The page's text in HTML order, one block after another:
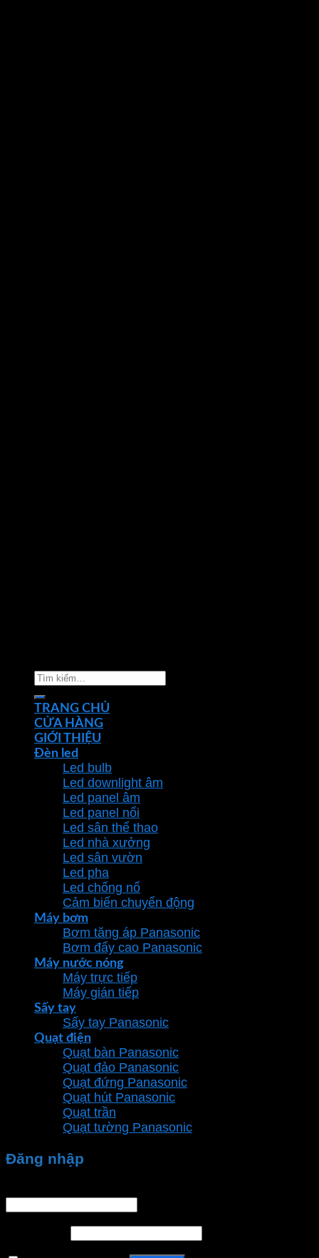
Tìm
kiếm:
TRANG CHỦ
CỬA HÀNG
GIỚI THIỆU
Đèn led
Led bulb
Led downlight âm
Led panel âm
Led panel nổi
Led sân thể thao
Led nhà xưởng
Led sân vườn
Led pha
Led chống nổ
Cảm biến chuyển động
Máy bơm
Bơm tăng áp Panasonic
Bơm đẩy cao Panasonic
Máy nước nóng
Máy trực tiếp
Máy gián tiếp
Sấy tay
Sấy tay Panasonic
Quạt điện
Quạt bàn Panasonic
Quạt đảo Panasonic
Quạt đứng Panasonic
Quạt hút Panasonic
Quạt trần
Quạt tường Panasonic
Đăng nhập